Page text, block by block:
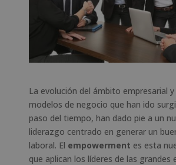
La evolución del ámbito empresarial
modelos de negocio que han ido
paso del tiempo, han dado pie a un
liderazgo centrado en generar un
laboral. El empowerment es esta
que aplican los líderes de las grandes